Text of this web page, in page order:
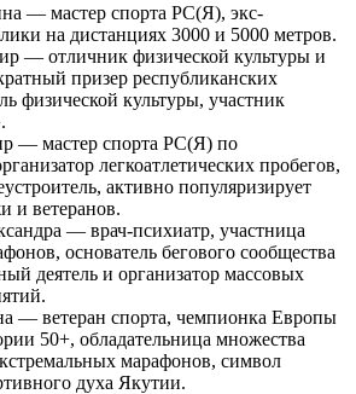
— мастер спорта РС(Я), экс-
на дистанциях 3000 и 5000 метров.
— отличник физической культуры и
призер республиканских
физической культуры, участник
— мастер спорта РС(Я) по
легкоатлетических пробегов,
активно популяризирует
и ветеранов.
— врач-психиатр, участница
основатель бегового сообщества
деятель и организатор массовых
— ветеран спорта, чемпионка Европы
50+, обладательница множества
марафонов, символ
духа Якутии.